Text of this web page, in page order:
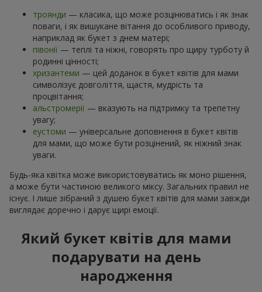
троянди — класика, що може розцінюватись і як знак
поваги, і як вишукане вітання до особливого приводу,
наприклад як букет з днем матері;
півонії — теплі та ніжні, говорять про щиру турботу й
родинні цінності;
хризантеми — цей доданок в букет квітів для мами
символізує довголіття, щастя, мудрість та
процвітання;
альстромерії — вказують на підтримку та трепетну
увагу;
еустоми — універсальне доповнення в букет квітів
для мами, що може бути розцінений, як ніжний знак
уваги.
Будь-яка квітка може використовуватись як моно рішення,
а може бути частиною великого міксу. Загальних правил не
існує. І лише зібраний з душею букет квітів для мами завжди
виглядає доречно і дарує щирі емоції.
Який букет квітів для мами
подарувати на день
народження